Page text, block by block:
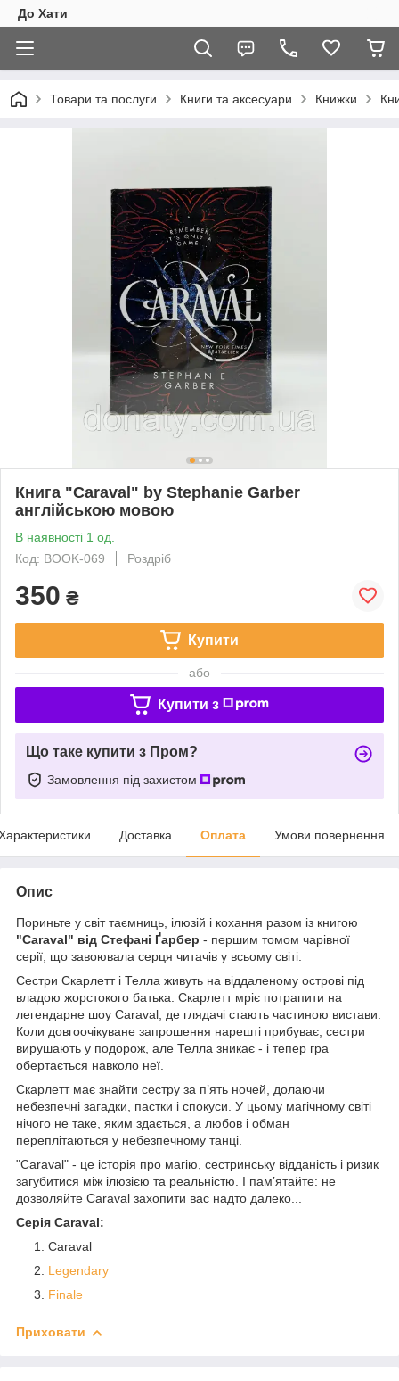
До Хати
Товари та послуги Книги та аксесуари Книжки
Книга "Caraval" by Stephanie Garber
англійською мовою
В наявності 1 од.
Код: BOOK-069
Роздріб
350 ₴
Купити
або
Купити з
Що таке купити з Пром?
Замовлення під захистом
Доставка Оплата Умови повернення
Опис
Пориньте у світ таємниць, ілюзій і кохання разом із книгою
"Caraval" від Стефані Ґарбер - першим томом чарівної
серії, що завоювала серця читачів у всьому світі.
Сестри Скарлетт і Телла живуть на віддаленому острові під
владою жорстокого батька. Скарлетт мріє потрапити на
легендарне шоу Caraval, де глядачі стають частиною вистави.
Коли довгоочікуване запрошення нарешті прибуває, сестри
вирушають у подорож, але Телла зникає - і тепер гра
обертається навколо неї.
Скарлетт має знайти сестру за п’ять ночей, долаючи
небезпечні загадки, пастки і спокуси. У цьому магічному світі
нічого не таке, яким здається, а любов і обман
переплітаються у небезпечному танці.
"Caraval" - це історія про магію, сестринську відданість і ризик
загубитися між ілюзією та реальністю. І пам’ятайте: не
дозволяйте Caraval захопити вас надто далеко...
Серія Caraval:
Caraval
Legendary
Finale
Приховати